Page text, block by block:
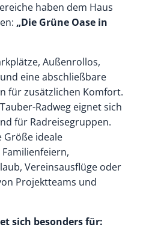
haben dem Haus
„Die Grüne Oase in
Außenrollos,
eine abschließbare
für zusätzlichen Komfort.
Radweg eignet sich
für Radreisegruppen.
Größe ideale
Vereinsausflüge oder
Projektteams und
sich besonders für: